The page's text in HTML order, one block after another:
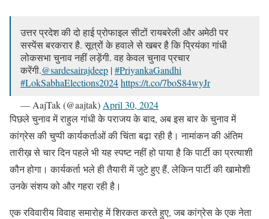
उत्तर प्रदेश की दो हाई प्रोफाइल सीटों रायबरेली और अमेठी पर
सस्पेंस बरकरार है. सूत्रों के हवाले से खबर है कि प्रियंका गांधी
लोकसभा चुनाव नहीं लड़ेंगी. वह केवल चुनाव प्रचार
करेंगी.@sardesairajdeep | #PriyankaGandhi
#LokSabhaElections2024https://t.co/7boS84wyJr
— AajTak (@aajtak) April 30, 2024
पिछले चुनाव में राहुल गांधी के पराजय के बाद, अब इस बार के चुनाव में
कांग्रेस की चुप्पी कार्यकर्ताओं की चिंता बढ़ा रही है। नामांकन की अंतिम
तारीख़ से चार दिन पहले भी यह स्पष्ट नहीं हो पाया है कि पार्टी का प्रत्याशी
कौन होगा। कार्यकर्ता भले ही तैयारी में जुटे हुए हैं, लेकिन पार्टी की खामोशी
उनके संशय को और गहरा रही है।
एक रविवारीय विवाह समारोह में शिरकत करते हुए, जब कांग्रेस के एक नेता